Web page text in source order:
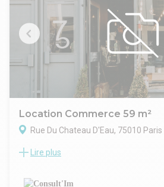
Location Commerce 59 m²
Rue Du Chateau D'Eau, 75010 Paris
Emplacement dynamique un
haussmanien, à louer une boutique de
Lire plus